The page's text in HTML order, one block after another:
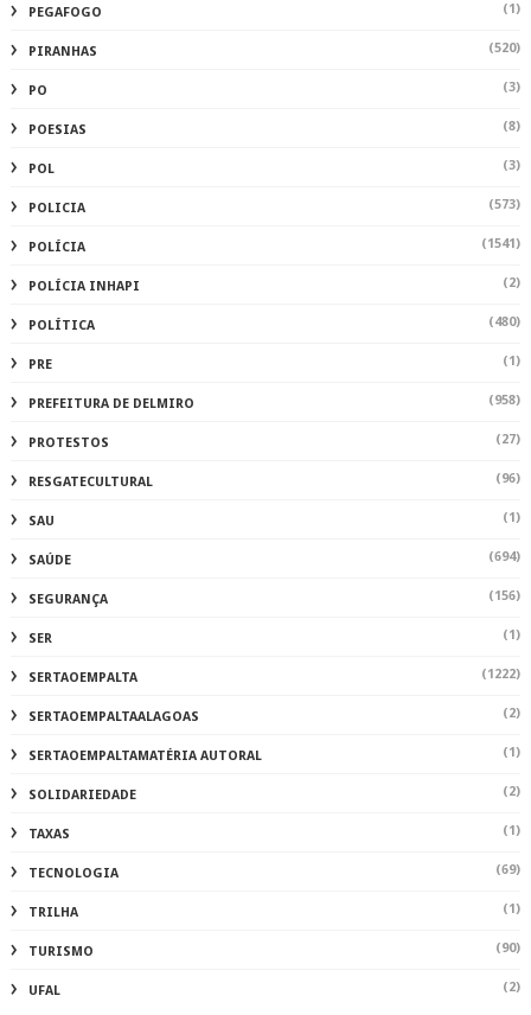
PEGAFOGO (1)
PIRANHAS (520)
PO (3)
POESIAS (8)
POL (3)
POLICIA (573)
POLÍCIA (1541)
POLÍCIA INHAPI (2)
POLÍTICA (480)
PRE (1)
PREFEITURA DE DELMIRO (958)
PROTESTOS (27)
RESGATECULTURAL (96)
SAU (1)
SAÚDE (694)
SEGURANÇA (156)
SER (1)
SERTAOEMPALTA (1222)
SERTAOEMPALTAALAGOAS (2)
SERTAOEMPALTAMATÉRIA AUTORAL (1)
SOLIDARIEDADE (2)
TAXAS (1)
TECNOLOGIA (69)
TRILHA (1)
TURISMO (90)
UFAL (2)